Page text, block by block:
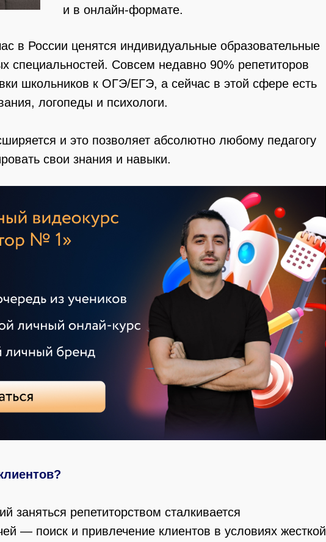
и в онлайн-формате.
в России ценятся индивидуальные образовательные
специальностей. Совсем недавно 90% репетиторов
школьников к ОГЭ/ЕГЭ, а сейчас в этой сфере есть
логопеды и психологи.
и это позволяет абсолютно любому педагогу
свои знания и навыки.
заняться репетиторством сталкивается
— поиск и привлечение клиентов в условиях жесткой